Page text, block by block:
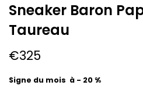
Sneaker Baron
Taureau
€325
Signe du mois à - 20 %